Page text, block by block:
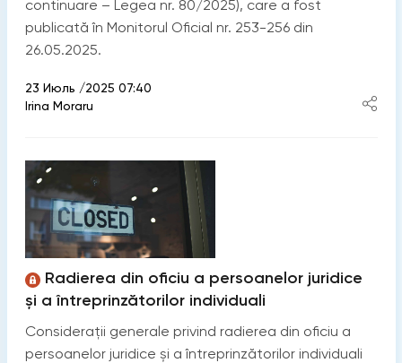
continuare – Legea nr. 80/2025), care a fost
publicată în Monitorul Oficial nr. 253-256 din
26.05.2025.
23 Июль /2025 07:40
Irina Moraru
Radierea din oficiu a persoanelor juridice
și a întreprinzătorilor individuali
Considerații generale privind radierea din oficiu a
persoanelor juridice și a întreprinzătorilor individuali